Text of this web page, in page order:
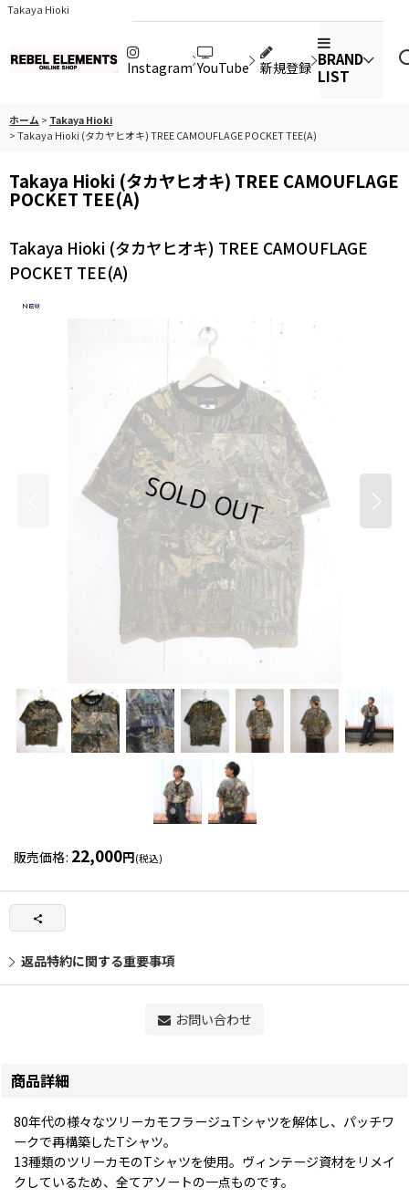
Takaya Hioki
Instagram YouTube 新規登録 BRAND
LIST
ホーム > Takaya Hioki
>Takaya Hioki (タカヤヒオキ) TREE CAMOUFLAGE POCKET TEE(A)
Takaya Hioki (タカヤヒオキ) TREE CAMOUFLAGE
POCKET TEE(A)
Takaya Hioki (タカヤヒオキ) TREE CAMOUFLAGE
POCKET TEE(A)
販売価格: 22,000円(税込)
返品特約に関する重要事項
お問い合わせ
商品詳細
80年代の様々なツリーカモフラージュTシャツを解体し、パッチワ
ークで再構築したTシャツ。
13種類のツリーカモのTシャツを使⽤。ヴィンテージ資材をリメイ
クしているため、全てアソートの一点ものです。